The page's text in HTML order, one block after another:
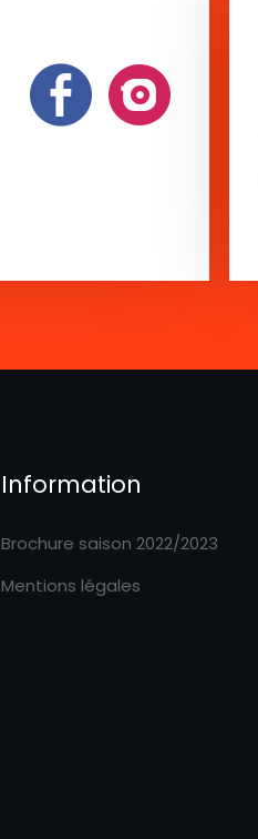
Information
Brochure saison 2022/2023
Mentions légales